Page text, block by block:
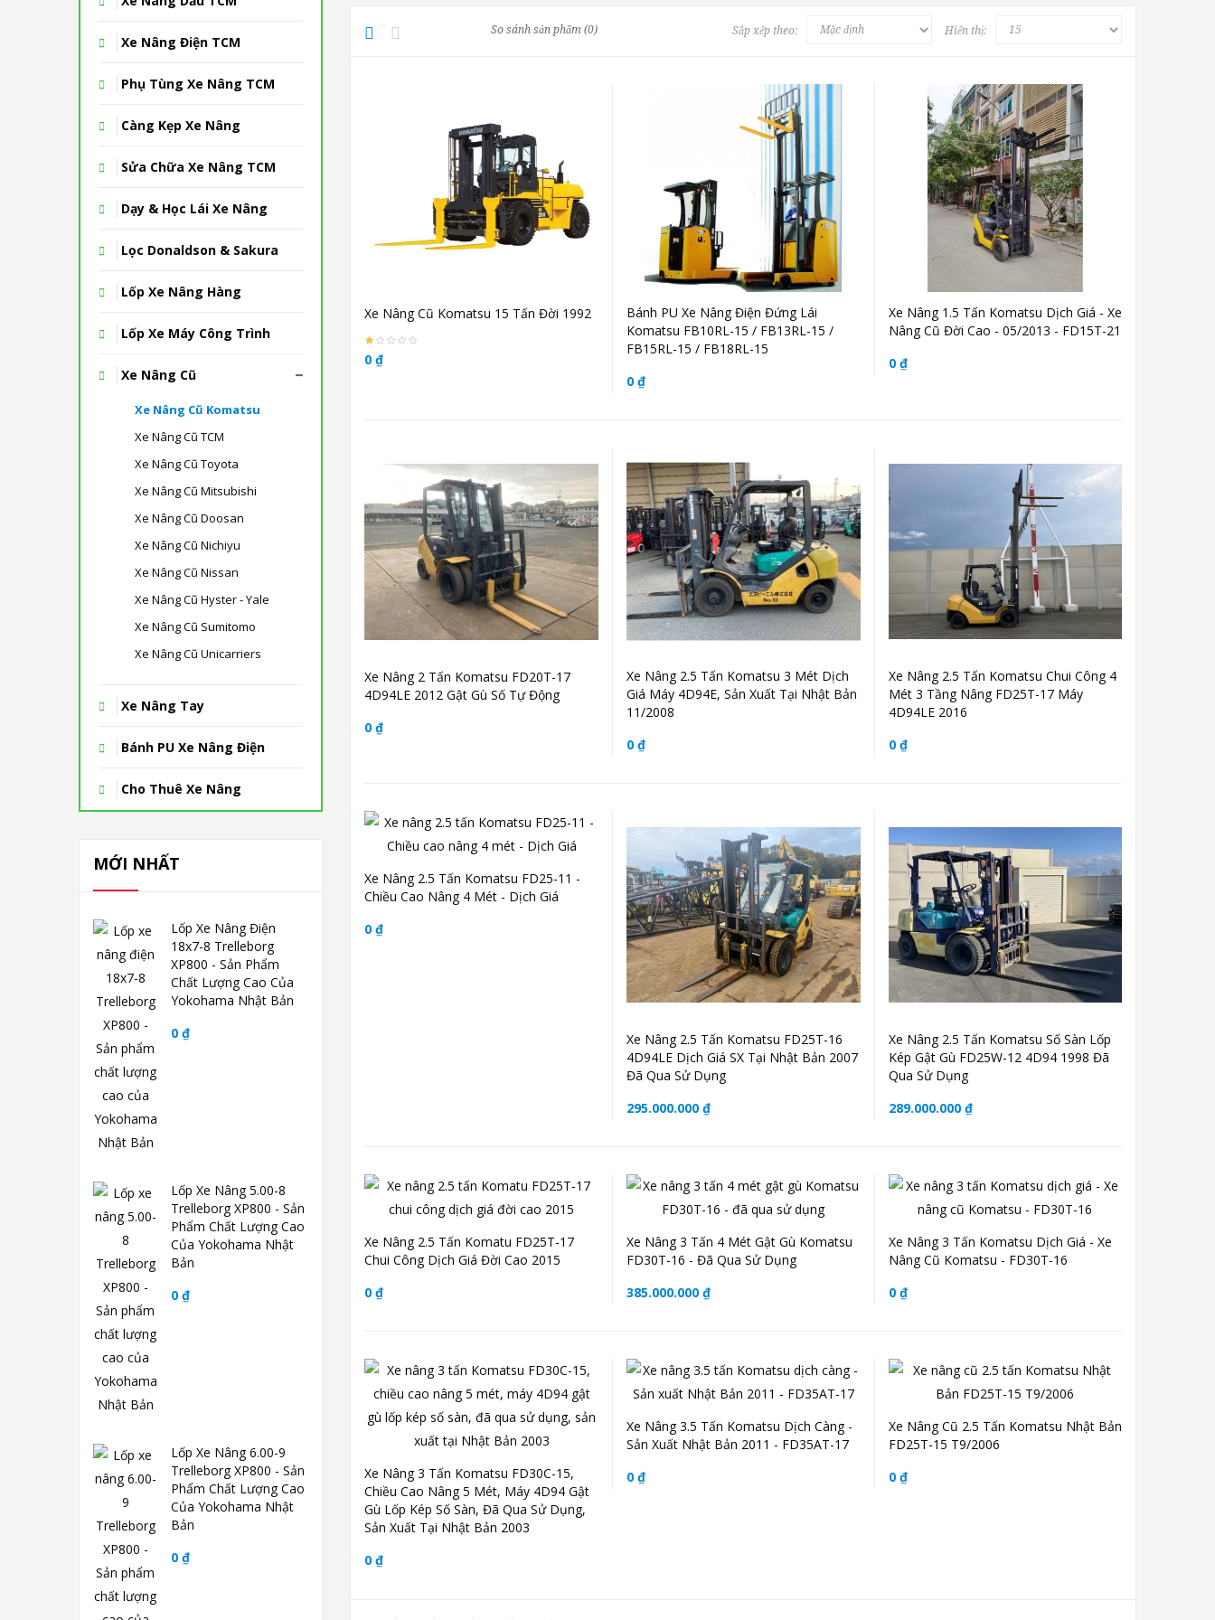
Xe Nâng Điện TCM
Phụ Tùng Xe Nâng TCM
Càng Kẹp Xe Nâng
Sửa Chữa Xe Nâng TCM
Dạy & Học Lái Xe Nâng
Lọc Donaldson & Sakura
Lốp Xe Nâng Hàng
Lốp Xe Máy Công Trình
Xe Nâng Cũ
Xe Nâng Cũ Komatsu
Xe Nâng Cũ TCM
Xe Nâng Cũ Toyota
Xe Nâng Cũ Mitsubishi
Xe Nâng Cũ Doosan
Xe Nâng Cũ Nichiyu
Xe Nâng Cũ Nissan
Xe Nâng Cũ Hyster - Yale
Xe Nâng Cũ Sumitomo
Xe Nâng Cũ Unicarriers
Xe Nâng Tay
Bánh PU Xe Nâng Điện
Cho Thuê Xe Nâng
MỚI NHẤT
Lốp Xe Nâng Điện
18x7-8 Trelleborg
XP800 - Sản Phẩm
Chất Lượng Cao Của
Yokohama Nhật Bản
0 ₫
Lốp Xe Nâng 5.00-8
Trelleborg XP800 - Sản
Phẩm Chất Lượng Cao
Của Yokohama Nhật
Bản
0 ₫
Lốp Xe Nâng 6.00-9
Trelleborg XP800 - Sản
Phẩm Chất Lượng Cao
Của Yokohama Nhật
Bản
0 ₫
So sánh sản phẩm (0) Sắp xếp theo: Hiển thị:
Xe Nâng Cũ Komatsu 15 Tấn Đời 1992
0 ₫
Bánh PU Xe Nâng Điện Đứng Lái
Komatsu FB10RL-15 / FB13RL-15 /
FB15RL-15 / FB18RL-15
0 ₫
Xe Nâng 1.5 Tấn Komatsu Dịch Giá - Xe
Nâng Cũ Đời Cao - 05/2013 - FD15T-21
0 ₫
Xe Nâng 2 Tấn Komatsu FD20T-17
4D94LE 2012 Gật Gù Số Tự Động
0 ₫
Xe Nâng 2.5 Tấn Komatsu 3 Mét Dịch
Giá Máy 4D94E, Sản Xuất Tại Nhật Bản
11/2008
0 ₫
Xe Nâng 2.5 Tấn Komatsu Chui Công 4
Mét 3 Tầng Nâng FD25T-17 Máy
4D94LE 2016
0 ₫
Xe Nâng 2.5 Tấn Komatsu FD25-11 -
Chiều Cao Nâng 4 Mét - Dịch Giá
0 ₫
Xe Nâng 2.5 Tấn Komatsu FD25T-16
4D94LE Dịch Giá SX Tại Nhật Bản 2007
Đã Qua Sử Dụng
295.000.000 ₫
Xe Nâng 2.5 Tấn Komatsu Số Sàn Lốp
Kép Gật Gù FD25W-12 4D94 1998 Đã
Qua Sử Dụng
289.000.000 ₫
Xe Nâng 2.5 Tấn Komatu FD25T-17
Chui Công Dịch Giá Đời Cao 2015
0 ₫
Xe Nâng 3 Tấn 4 Mét Gật Gù Komatsu
FD30T-16 - Đã Qua Sử Dụng
385.000.000 ₫
Xe Nâng 3 Tấn Komatsu Dịch Giá - Xe
Nâng Cũ Komatsu - FD30T-16
0 ₫
Xe Nâng 3 Tấn Komatsu FD30C-15,
Chiều Cao Nâng 5 Mét, Máy 4D94 Gật
Gù Lốp Kép Số Sàn, Đã Qua Sử Dụng,
Sản Xuất Tại Nhật Bản 2003
0 ₫
Xe Nâng 3.5 Tấn Komatsu Dịch Càng -
Sản Xuất Nhật Bản 2011 - FD35AT-17
0 ₫
Xe Nâng Cũ 2.5 Tấn Komatsu Nhật Bản
FD25T-15 T9/2006
0 ₫